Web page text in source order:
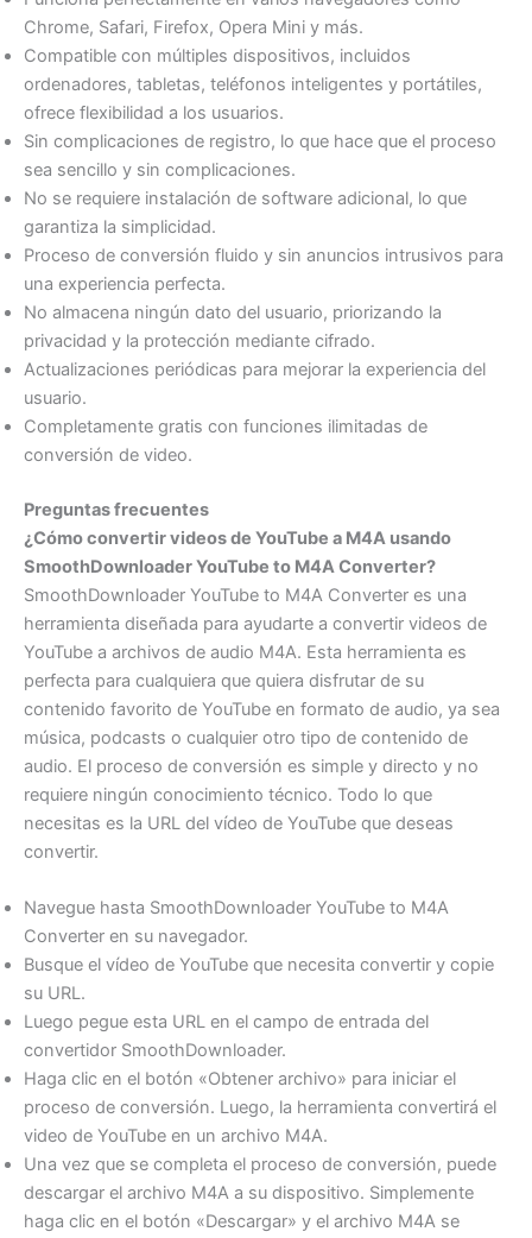
Chrome, Safari, Firefox, Opera Mini y más.
Compatible con múltiples dispositivos, incluidos
ordenadores, tabletas, teléfonos inteligentes y portátiles,
ofrece flexibilidad a los usuarios.
Sin complicaciones de registro, lo que hace que el proceso
sea sencillo y sin complicaciones.
No se requiere instalación de software adicional, lo que
garantiza la simplicidad.
Proceso de conversión fluido y sin anuncios intrusivos para
una experiencia perfecta.
No almacena ningún dato del usuario, priorizando la
privacidad y la protección mediante cifrado.
Actualizaciones periódicas para mejorar la experiencia del
usuario.
Completamente gratis con funciones ilimitadas de
conversión de video.
Preguntas frecuentes
¿Cómo convertir videos de YouTube a M4A usando
SmoothDownloader YouTube to M4A Converter?
SmoothDownloader YouTube to M4A Converter es una
herramienta diseñada para ayudarte a convertir videos de
YouTube a archivos de audio M4A. Esta herramienta es
perfecta para cualquiera que quiera disfrutar de su
contenido favorito de YouTube en formato de audio, ya sea
música, podcasts o cualquier otro tipo de contenido de
audio. El proceso de conversión es simple y directo y no
requiere ningún conocimiento técnico. Todo lo que
necesitas es la URL del vídeo de YouTube que deseas
convertir.
Navegue hasta SmoothDownloader YouTube to M4A
Converter en su navegador.
Busque el vídeo de YouTube que necesita convertir y copie
su URL.
Luego pegue esta URL en el campo de entrada del
convertidor SmoothDownloader.
Haga clic en el botón «Obtener archivo» para iniciar el
proceso de conversión. Luego, la herramienta convertirá el
video de YouTube en un archivo M4A.
Una vez que se completa el proceso de conversión, puede
descargar el archivo M4A a su dispositivo. Simplemente
haga clic en el botón «Descargar» y el archivo M4A se